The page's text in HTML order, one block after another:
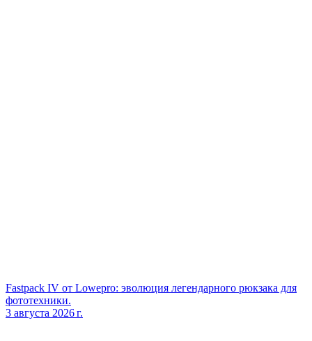
Fastpack IV от Lowepro: эволюция легендарного рюкзака для
фототехники.
3 августа 2026 г.